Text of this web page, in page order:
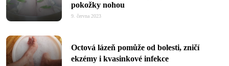
pokožky nohou
9. června 2023
Octová lázeň pomůže od bolesti, zničí
ekzémy i kvasinkové infekce